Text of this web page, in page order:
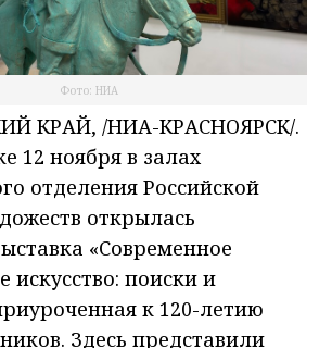
Фото: НИА
КРАЙ, /НИА-КРАСНОЯРСК/.
12 ноября в залах
отделения Российской
открылась
«Современное
искусство: поиски и
к 120-летию
Здесь представили